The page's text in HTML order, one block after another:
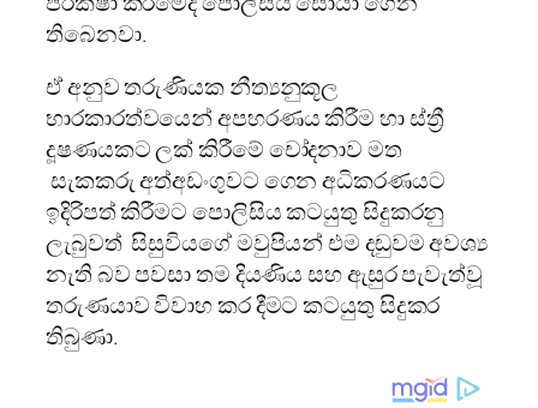
තිබෙනවා.
ඒ අනුව තරුණියක නීත්‍යනුකූල
භාරකාරත්වයෙන් අපහරණය කිරීම හා ස්ත්‍රී
දූෂණයකට ලක් කිරීමේ චෝදනාව මත
සැකකරු අත්අඩංගුවට ගෙන අධිකරණයට
ඉදිරිපත් කිරීමට පොලිසිය කටයුතු සිදුකරනු
ලැබුවත් සිසුවියගේ මවුපියන් එම දඬුවම අවශ්‍ය
නැති බව පවසා තම දියණිය සහ ඇසුර පැවැත්වූ
තරුණයාව විවාහ කර දීමට කටයුතු සිදුකර
තිබුණා.